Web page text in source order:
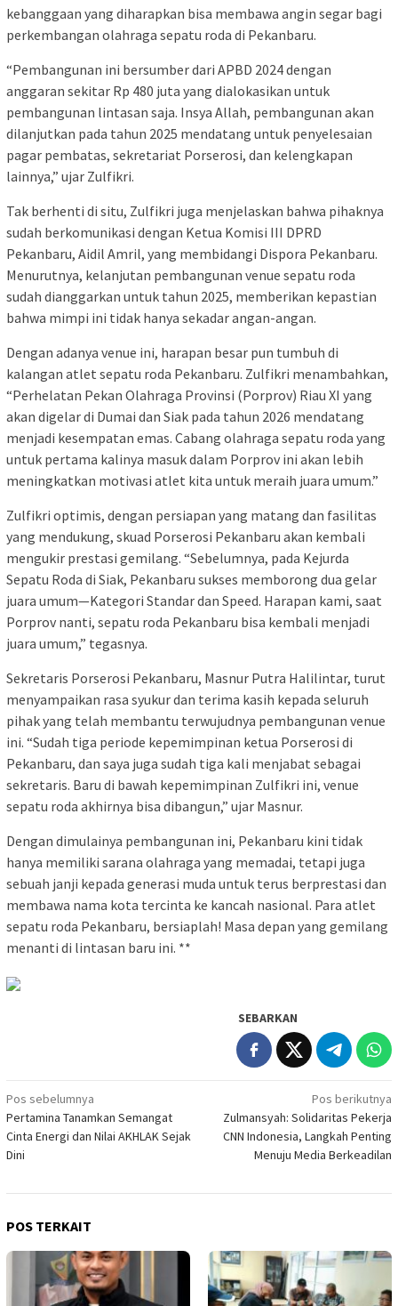
kebanggaan yang diharapkan bisa membawa angin segar bagi
perkembangan olahraga sepatu roda di Pekanbaru.
“Pembangunan ini bersumber dari APBD 2024 dengan
anggaran sekitar Rp 480 juta yang dialokasikan untuk
pembangunan lintasan saja. Insya Allah, pembangunan akan
dilanjutkan pada tahun 2025 mendatang untuk penyelesaian
pagar pembatas, sekretariat Porserosi, dan kelengkapan
lainnya,” ujar Zulfikri.
Tak berhenti di situ, Zulfikri juga menjelaskan bahwa pihaknya
sudah berkomunikasi dengan Ketua Komisi III DPRD
Pekanbaru, Aidil Amril, yang membidangi Dispora Pekanbaru.
Menurutnya, kelanjutan pembangunan venue sepatu roda
sudah dianggarkan untuk tahun 2025, memberikan kepastian
bahwa mimpi ini tidak hanya sekadar angan-angan.
Dengan adanya venue ini, harapan besar pun tumbuh di
kalangan atlet sepatu roda Pekanbaru. Zulfikri menambahkan,
“Perhelatan Pekan Olahraga Provinsi (Porprov) Riau XI yang
akan digelar di Dumai dan Siak pada tahun 2026 mendatang
menjadi kesempatan emas. Cabang olahraga sepatu roda yang
untuk pertama kalinya masuk dalam Porprov ini akan lebih
meningkatkan motivasi atlet kita untuk meraih juara umum.”
Zulfikri optimis, dengan persiapan yang matang dan fasilitas
yang mendukung, skuad Porserosi Pekanbaru akan kembali
mengukir prestasi gemilang. “Sebelumnya, pada Kejurda
Sepatu Roda di Siak, Pekanbaru sukses memborong dua gelar
juara umum—Kategori Standar dan Speed. Harapan kami, saat
Porprov nanti, sepatu roda Pekanbaru bisa kembali menjadi
juara umum,” tegasnya.
Sekretaris Porserosi Pekanbaru, Masnur Putra Halilintar, turut
menyampaikan rasa syukur dan terima kasih kepada seluruh
pihak yang telah membantu terwujudnya pembangunan venue
ini. “Sudah tiga periode kepemimpinan ketua Porserosi di
Pekanbaru, dan saya juga sudah tiga kali menjabat sebagai
sekretaris. Baru di bawah kepemimpinan Zulfikri ini, venue
sepatu roda akhirnya bisa dibangun,” ujar Masnur.
Dengan dimulainya pembangunan ini, Pekanbaru kini tidak
hanya memiliki sarana olahraga yang memadai, tetapi juga
sebuah janji kepada generasi muda untuk terus berprestasi dan
membawa nama kota tercinta ke kancah nasional. Para atlet
sepatu roda Pekanbaru, bersiaplah! Masa depan yang gemilang
menanti di lintasan baru ini. **
SEBARKAN
Navigasi
pos
Pos sebelumnya
Pertamina Tanamkan Semangat
Cinta Energi dan Nilai AKHLAK Sejak
Dini
Pos berikutnya
Zulmansyah: Solidaritas Pekerja
CNN Indonesia, Langkah Penting
Menuju Media Berkeadilan
POS TERKAIT